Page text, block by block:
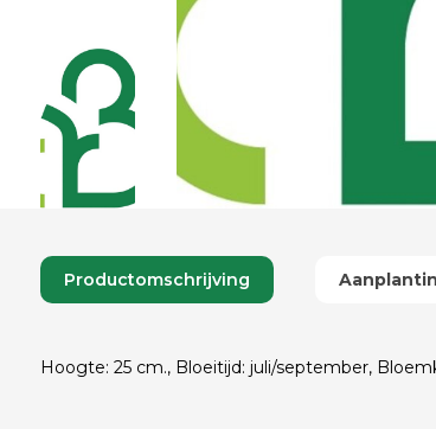
Productomschrijving
Hoogte: 25 cm., Bloeitijd: juli/september,